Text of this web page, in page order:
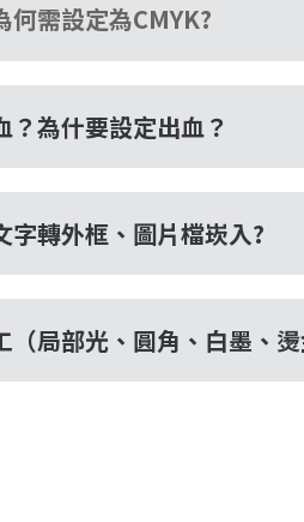
何需設定為CMYK?
？為什要設定出血？
字轉外框、圖片檔崁入?
（局部光、圓角、白墨、